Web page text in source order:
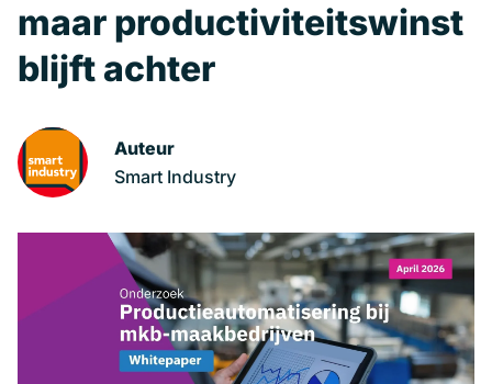
maar productiviteitswinst
blijft achter
Auteur
Smart Industry